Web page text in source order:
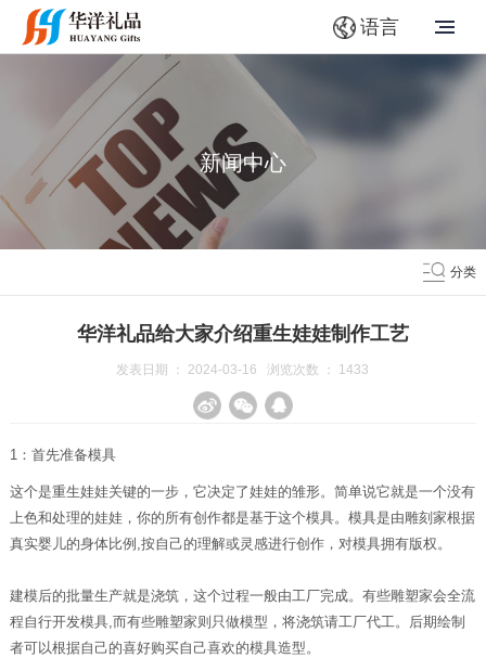
语言
新闻中心
分类
华洋礼品给大家介绍重生娃娃制作工艺
发表日期 ： 2024-03-16 浏览次数 ： 1433
1：首先准备模具
这个是重生娃娃关键的一步，它决定了娃娃的雏形。简单说它就是一个没有
上色和处理的娃娃，你的所有创作都是基于这个模具。模具是由雕刻家根据
真实婴儿的身体比例,按自己的理解或灵感进行创作，对模具拥有版权。
建模后的批量生产就是浇筑，这个过程一般由工厂完成。有些雕塑家会全流
程自行开发模具,而有些雕塑家则只做模型，将浇筑请工厂代工。后期绘制
者可以根据自己的喜好购买自己喜欢的模具造型。